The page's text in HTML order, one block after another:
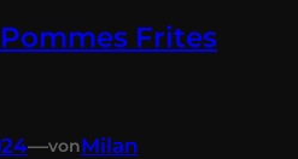
Frites
—vonMilan